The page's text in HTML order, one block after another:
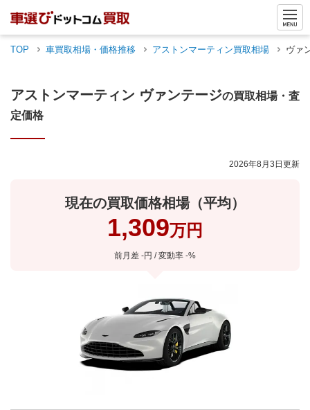
TOP 車買取相場・価格推移 アストンマーティン買取相場 ヴァ
アストンマーティン ヴァンテージの買取相場・査
定価格
2026年8月3日 更新
現在の買取価格相場（平均）
1,309万円
前月差 -円 / 変動率 -%